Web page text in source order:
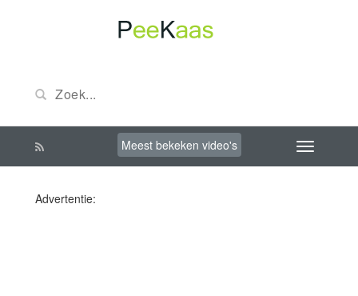
Meest bekeken video's
Advertentie: